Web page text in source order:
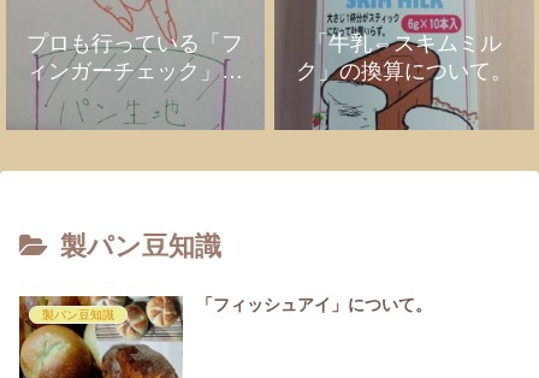
プロも行っている「フ
ィンガーチェック」の
話。
「牛乳⇔スキムミル
ク」の換算について。
製パン豆知識
製パン豆知識
「フィッシュアイ」について。